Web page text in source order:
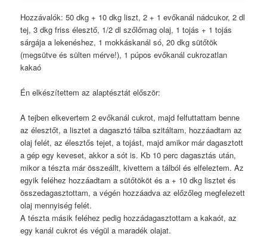
Hozzávalók: 50 dkg + 10 dkg liszt, 2 + 1 evőkanál nádcukor, 2 dl
tej, 3 dkg friss élesztő, 1/2 dl szőlőmag olaj, 1 tojás + 1 tojás
sárgája a lekenéshez, 1 mokkáskanál só, 20 dkg sütőtök
(megsütve és sülten mérve!), 1 púpos evőkanál cukrozatlan
kakaó
Én elkészítettem az alaptésztát először:
A tejben elkevertem 2 evőkanál cukrot, majd felfuttattam benne
az élesztőt, a lisztet a dagasztó tálba szitáltam, hozzáadtam az
olaj felét, az élesztős tejet, a tojást, majd amikor már dagasztott
a gép egy keveset, akkor a sót is. Kb 10 perc dagasztás után,
mikor a tészta már összeállt, kivettem a tálból és elfeleztem. Az
egyik feléhez hozzáadtam a sütőtököt és a + 10 dkg lisztet és
összedagasztottam, a végén hozzáadva az előzőleg megfelezett
olaj mennyiség felét.
A tészta másik feléhez pedig hozzádagasztottam a kakaót, az
egy kanál cukrot és végül a maradék olajat.